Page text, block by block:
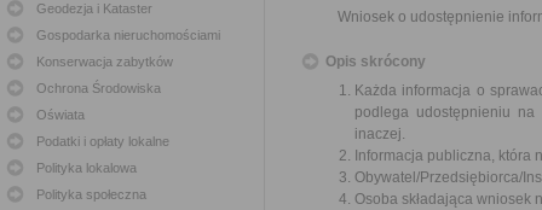
Geodezja i Kataster
Gospodarka nieruchomościami
Konserwacja zabytków
Ochrona Środowiska
Oświata
Podatki i opłaty lokalne
Polityka lokalowa
Polityka społeczna
Wniosek o udostępnienie
Opis skrócony
Każda informacja o
podlega udostępnieniu
inaczej.
Informacja publiczna, która
Obywatel/Przedsiębiorca/
Osoba składająca wniosek